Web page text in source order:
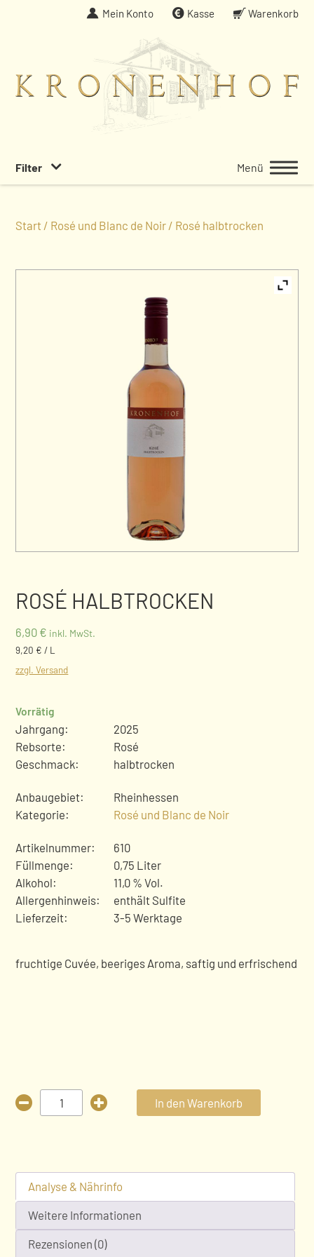
Mein Konto Kasse Warenkorb
Menü
Filter
Start / Rosé und Blanc de Noir / Rosé halbtrocken
ROSÉ HALBTROCKEN
6,90 € inkl. MwSt.
9,20 € / L
zzgl. Versand
Vorrätig
Jahrgang:
2025
Rebsorte:
Rosé
Geschmack:
halbtrocken
Anbaugebiet:
Rheinhessen
Kategorie:
Rosé und Blanc de Noir
Artikelnummer:
610
Füllmenge:
0,75 Liter
Alkohol:
11,0 % Vol.
Allergenhinweis:
enthält Sulfite
Lieferzeit:
3-5 Werktage
fruchtige Cuvée, beeriges Aroma, saftig und erfrischend
Rosé
halbtrocken
In den Warenkorb
Analyse & Nährinfo
Weitere Informationen
Rezensionen (0)